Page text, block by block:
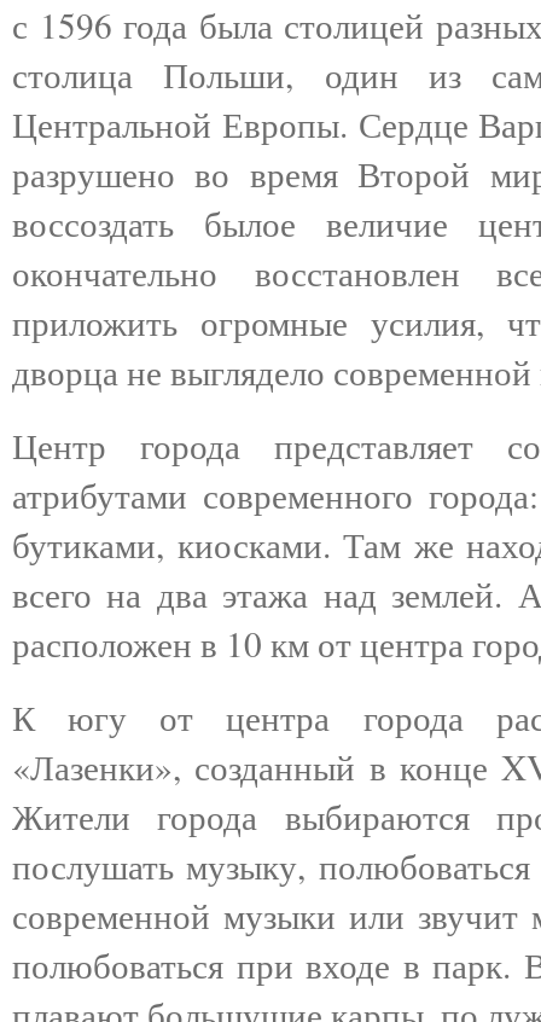
с 1596 года была столицей
столица Польши, один из
Центральной Европы. Сердце
разрушено во время Второй
воссоздать былое величие
окончательно восстановлен
приложить огромные усилия,
дворца не выглядело
Центр города представляет
атрибутами современного
бутиками, киосками. Там же
всего на два этажа над землей.
расположен в 10 км от центра
К югу от центра города
«Лазенки», созданный в конце
Жители города выбираются
послушать музыку,
современной музыки или
полюбоваться при входе в парк.